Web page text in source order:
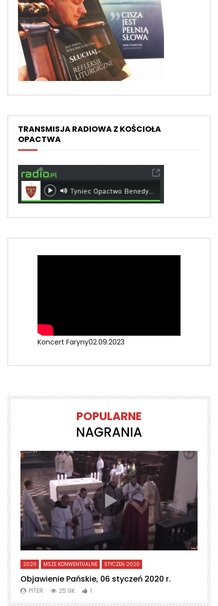
TRANSMISJA RADIOWA Z KOŚCIOŁA
OPACTWA
Koncert Faryny02.09.2023
POPULARNE
NAGRANIA
2020 MSZE KONWENTUALNE STYCZEŃ 2020
Objawienie Pańskie, 06 styczeń 2020 r.
PITER 25.9K 1